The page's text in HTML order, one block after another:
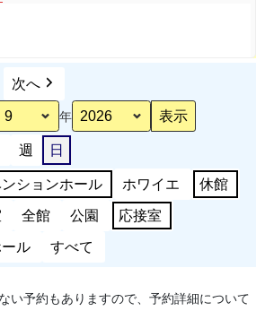
次へ
年
週 日
ションホール ホワイエ 休館
全館 公園 応接室
ル すべて
い予約もありますので、予約詳細について